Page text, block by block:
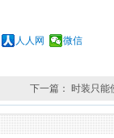
人人网 微信
下一篇： 时装只能